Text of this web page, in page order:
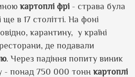
картоплі фрі - страва була
в 17 столітті. На фоні
карантину, у країні
де подавали
. Через падіння попиту виник
- понад 750 000 тонн картоплі